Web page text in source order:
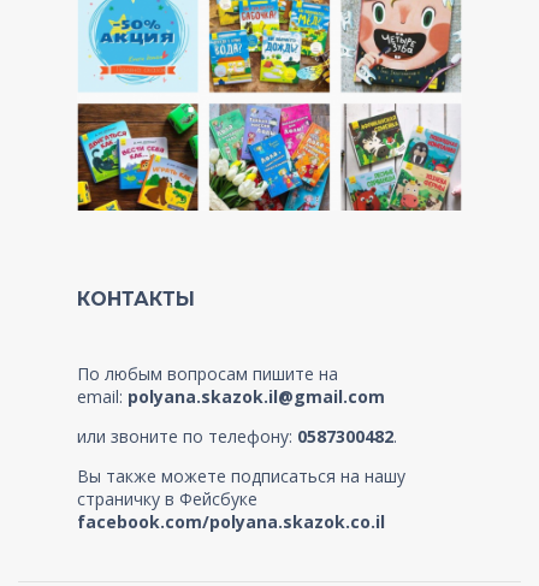
КОНТАКТЫ
По любым вопросам пишите на
email: polyana.skazok.il@gmail.com
или звоните по телефону: 0587300482.
Вы также можете подписаться на нашу
страничку в Фейсбуке
facebook.com/polyana.skazok.co.il